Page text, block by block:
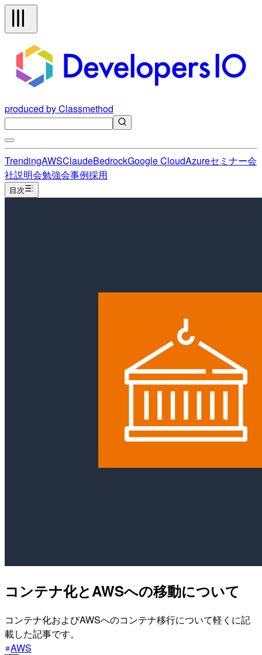
produced by Classmethod
TrendingAWSClaudeBedrockGoogle CloudAzureセミナー会
社説明会勉強会事例採用
目次
コンテナ化とAWSへの移動について
コンテナ化およびAWSへのコンテナ移行について軽くに記
載した記事です。
AWS